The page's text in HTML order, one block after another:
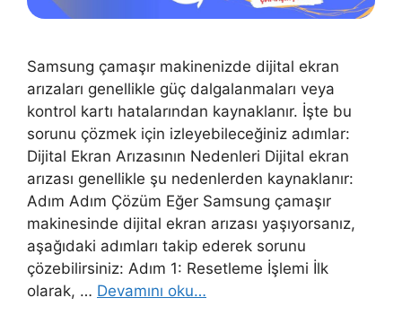
Samsung çamaşır makinenizde dijital ekran
arızaları genellikle güç dalgalanmaları veya
kontrol kartı hatalarından kaynaklanır. İşte bu
sorunu çözmek için izleyebileceğiniz adımlar:
Dijital Ekran Arızasının Nedenleri Dijital ekran
arızası genellikle şu nedenlerden kaynaklanır:
Adım Adım Çözüm Eğer Samsung çamaşır
makinesinde dijital ekran arızası yaşıyorsanız,
aşağıdaki adımları takip ederek sorunu
çözebilirsiniz: Adım 1: Resetleme İşlemi İlk
olarak, … Devamını oku…